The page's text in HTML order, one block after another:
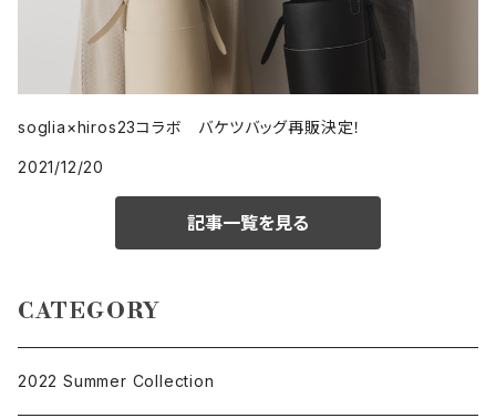
soglia×hiros23コラボ バケツバッグ再販決定！
2021/12/20
記事一覧を見る
CATEGORY
2022 Summer Collection